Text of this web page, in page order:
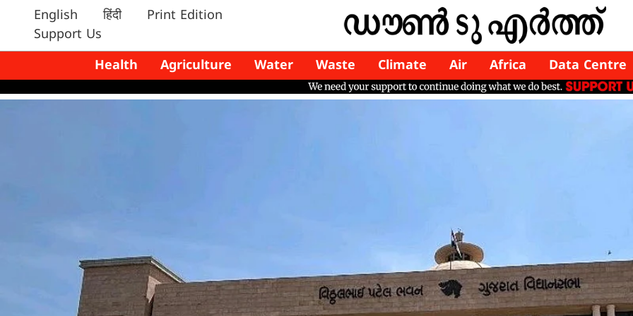
English हिंदी
Print Edition
Support Us
Health
Agriculture Water Waste Climate Air Africa Data Centre